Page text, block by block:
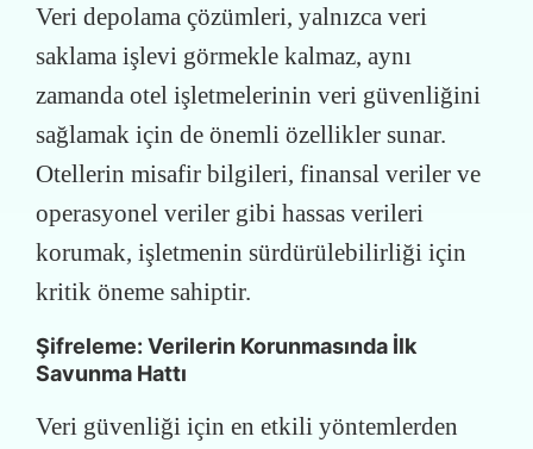
Veri depolama çözümleri, yalnızca veri
saklama işlevi görmekle kalmaz, aynı
zamanda otel işletmelerinin veri güvenliğini
sağlamak için de önemli özellikler sunar.
Otellerin misafir bilgileri, finansal veriler ve
operasyonel veriler gibi hassas verileri
korumak, işletmenin sürdürülebilirliği için
kritik öneme sahiptir.
Şifreleme: Verilerin Korunmasında İlk
Savunma Hattı
Veri güvenliği için en etkili yöntemlerden